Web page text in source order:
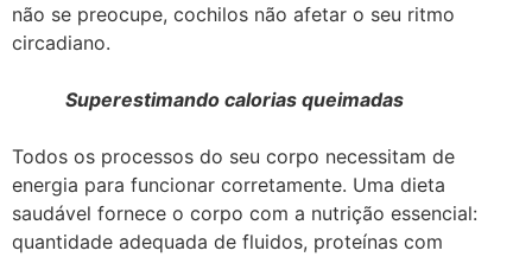
não se preocupe, cochilos não afetar o seu ritmo
circadiano.
Superestimando calorias queimadas
Todos os processos do seu corpo necessitam de
energia para funcionar corretamente. Uma dieta
saudável fornece o corpo com a nutrição essencial:
quantidade adequada de fluidos, proteínas com